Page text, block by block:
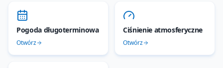
Pogoda długoterminowa
Otwórz
Ciśnienie atmosferyczne
Otwórz